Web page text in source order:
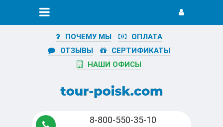
ПОЧЕМУ МЫ
ОПЛАТА
ОТЗЫВЫ
СЕРТИФИКАТЫ
НАШИ ОФИСЫ
8-800-550-35-10